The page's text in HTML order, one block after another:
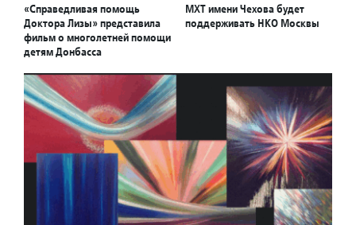
«Справедливая помощь
Доктора Лизы» представила
фильм о многолетней помощи
детям Донбасса
МХТ имени Чехова будет
поддерживать НКО Москвы